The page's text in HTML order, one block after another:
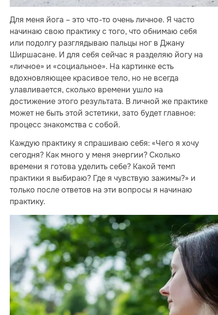
Для меня йога – это что-то очень личное. Я часто
начинаю свою практику с того, что обнимаю себя
или подолгу разглядываю пальцы ног в Джану
Ширшасане. И для себя сейчас я разделяю йогу на
«личное» и «социальное». На картинке есть
вдохновляющее красивое тело, но не всегда
улавливается, сколько времени ушло на
достижение этого результата. В личной же практике
может не быть этой эстетики, зато будет главное:
процесс знакомства с собой.
Каждую практику я спрашиваю себя: «Чего я хочу
сегодня? Как много у меня энергии? Сколько
времени я готова уделить себе? Какой темп
практики я выбираю? Где я чувствую зажимы?» и
только после ответов на эти вопросы я начинаю
практику.